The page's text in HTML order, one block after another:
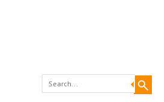
Search